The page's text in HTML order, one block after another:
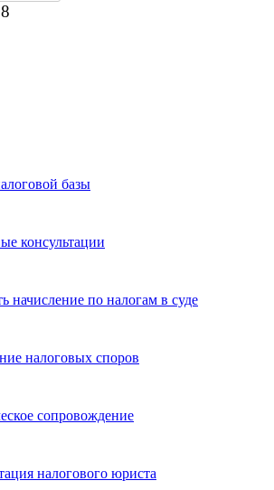
базы
консультации
начисление по налогам в суде
налоговых споров
сопровождение
налогового юриста